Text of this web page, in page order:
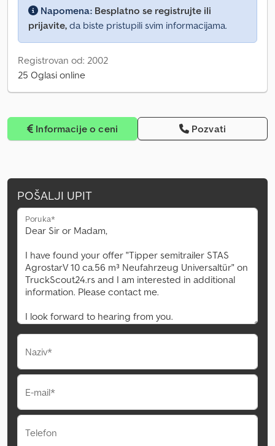
Napomena: Besplatno se registrujte ili
prijavite, da biste pristupili svim informacijama.
Registrovan od: 2002
25 Oglasi online
Informacije o ceni Pozvati
POŠALJI UPIT
Poruka*
Naziv*
E-mail*
Telefon